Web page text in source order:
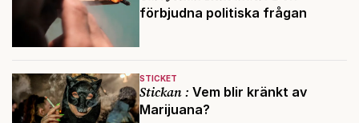
förbjudna politiska frågan
STICKET
Stickan : Vem blir kränkt av
Marijuana?